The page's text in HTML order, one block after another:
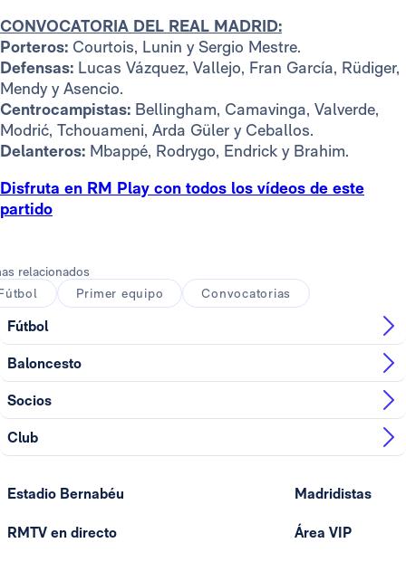
CONVOCATORIA DEL REAL MADRID:
Porteros: Courtois, Lunin y Sergio Mestre.
Defensas: Lucas Vázquez, Vallejo, Fran García, Rüdiger,
Mendy y Asencio.
Centrocampistas: Bellingham, Camavinga, Valverde,
Modrić, Tchouameni, Arda Güler y Ceballos.
Delanteros: Mbappé, Rodrygo, Endrick y Brahim.
Disfruta en RM Play con todos los vídeos de este
partido
relacionados
Primer equipo Convocatorias
Fútbol
Baloncesto
Socios
Club
Estadio Bernabéu
RMTV en directo
Madridistas
Área VIP